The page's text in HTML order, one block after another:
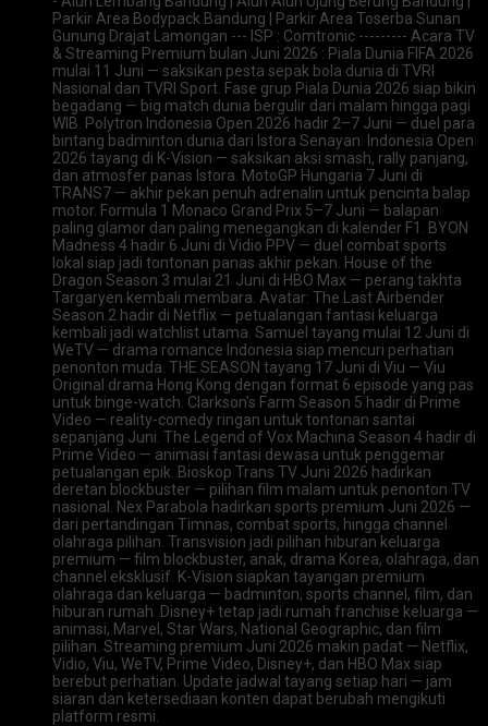
Parkir Area Bodypack Bandung | Parkir Area Toserba Sunan
Gunung Drajat Lamongan --- ISP : Comtronic --------- Acara TV
& Streaming Premium bulan Juni 2026 : Piala Dunia FIFA 2026
mulai 11 Juni — saksikan pesta sepak bola dunia di TVRI
Nasional dan TVRI Sport. Fase grup Piala Dunia 2026 siap bikin
begadang — big match dunia bergulir dari malam hingga pagi
WIB. Polytron Indonesia Open 2026 hadir 2–7 Juni — duel para
bintang badminton dunia dari Istora Senayan. Indonesia Open
2026 tayang di K-Vision — saksikan aksi smash, rally panjang,
dan atmosfer panas Istora. MotoGP Hungaria 7 Juni di
TRANS7 — akhir pekan penuh adrenalin untuk pencinta balap
motor. Formula 1 Monaco Grand Prix 5–7 Juni — balapan
paling glamor dan paling menegangkan di kalender F1. BYON
Madness 4 hadir 6 Juni di Vidio PPV — duel combat sports
lokal siap jadi tontonan panas akhir pekan. House of the
Dragon Season 3 mulai 21 Juni di HBO Max — perang takhta
Targaryen kembali membara. Avatar: The Last Airbender
Season 2 hadir di Netflix — petualangan fantasi keluarga
kembali jadi watchlist utama. Samuel tayang mulai 12 Juni di
WeTV — drama romance Indonesia siap mencuri perhatian
penonton muda. THE SEASON tayang 17 Juni di Viu — Viu
Original drama Hong Kong dengan format 6 episode yang pas
untuk binge-watch. Clarkson’s Farm Season 5 hadir di Prime
Video — reality-comedy ringan untuk tontonan santai
sepanjang Juni. The Legend of Vox Machina Season 4 hadir di
Prime Video — animasi fantasi dewasa untuk penggemar
petualangan epik. Bioskop Trans TV Juni 2026 hadirkan
deretan blockbuster — pilihan film malam untuk penonton TV
nasional. Nex Parabola hadirkan sports premium Juni 2026 —
dari pertandingan Timnas, combat sports, hingga channel
olahraga pilihan. Transvision jadi pilihan hiburan keluarga
premium — film blockbuster, anak, drama Korea, olahraga, dan
channel eksklusif. K-Vision siapkan tayangan premium
olahraga dan keluarga — badminton, sports channel, film, dan
hiburan rumah. Disney+ tetap jadi rumah franchise keluarga —
animasi, Marvel, Star Wars, National Geographic, dan film
pilihan. Streaming premium Juni 2026 makin padat — Netflix,
Vidio, Viu, WeTV, Prime Video, Disney+, dan HBO Max siap
berebut perhatian. Update jadwal tayang setiap hari — jam
siaran dan ketersediaan konten dapat berubah mengikuti
platform resmi.